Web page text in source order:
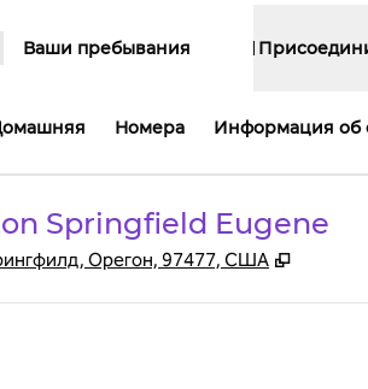
Ваши пребывания
Номера Информация об
Springfield Eugene
Орегон, 97477, США ,